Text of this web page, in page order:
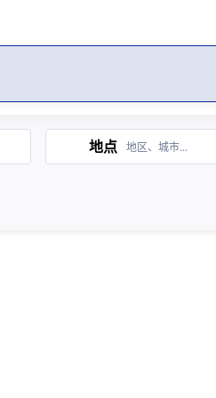
Search
地点